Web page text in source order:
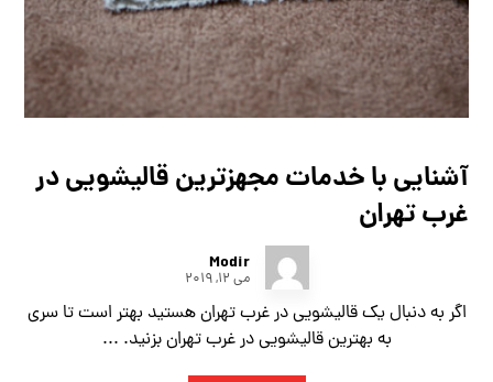
آشنایی با خدمات مجهزترین قالیشویی در
غرب تهران
Modir
می ۱۲, ۲۰۱۹
اگر به دنبال یک قالیشویی در غرب تهران هستید بهتر است تا سری
به بهترین قالیشویی در غرب تهران بزنید. ...